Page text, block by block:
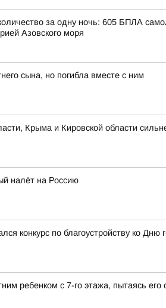
за одну ночь: 605 БПЛА
Азовского моря
сына, но погибла вместе с ним
Крыма и Кировской области
налёт на Россию
конкурс по благоустройству ко Дню
ребенком с 7-го этажа, пытаясь его